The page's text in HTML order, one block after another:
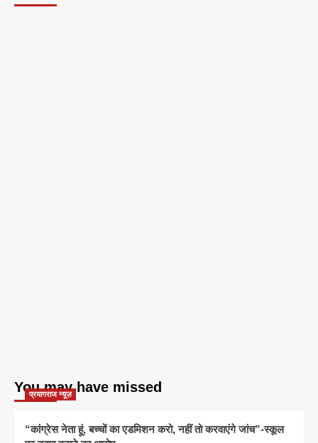
You may have missed
प्रयागराज न्यूज़
“कांग्रेस नेता हूं, बच्चों का एडमिशन करो, नहीं तो करवाएंगे जांच”-स्कूल